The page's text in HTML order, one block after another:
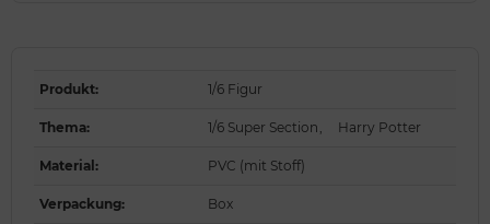
Produkt: 1/6 Figur
Thema: 1/6 Super Section Harry Potter
Material: PVC (mit Stoff)
Verpackung: Box